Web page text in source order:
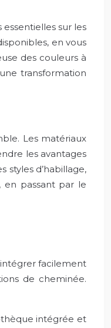
sur les
en vous
des couleurs à
transformation
Les matériaux
les avantages
styles d’habillage,
en passant par le
facilement
de cheminée.
intégrée et